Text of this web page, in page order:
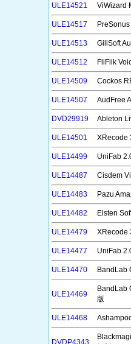
ULE14521 ViWizard
ULE14517
ULE14513 GiliSoft
ULE14512 FliFlik
ULE14509 Cockos
ULE14507 AudFree
DVD29919 Ableton
ULE14501 XRecode
ULE14499 UniFab
ULE14487 Cisdem
ULE14483 Pazu
ULE14482 Elsten
ULE14479 XRecode
ULE14477 UniFab
ULE14470 BandLab
ULE14469
BandLab
版
ULE14468
DVDP4343